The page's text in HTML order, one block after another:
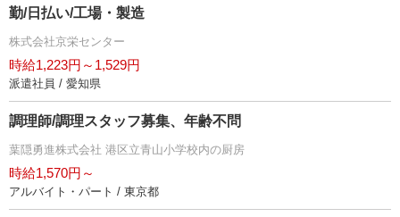
勤/日払い/工場・製造
株式会社京栄センター
時給1,223円～1,529円
派遣社員 / 愛知県
調理師/調理スタッフ募集、年齢不問
葉隠勇進株式会社 港区立青山小学校内の厨房
時給1,570円～
アルバイト・パート / 東京都